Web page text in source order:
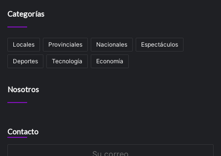
Categorías
Locales Provinciales Nacionales Espectáculos
Deportes Tecnología Economía
Nosotros
Contacto